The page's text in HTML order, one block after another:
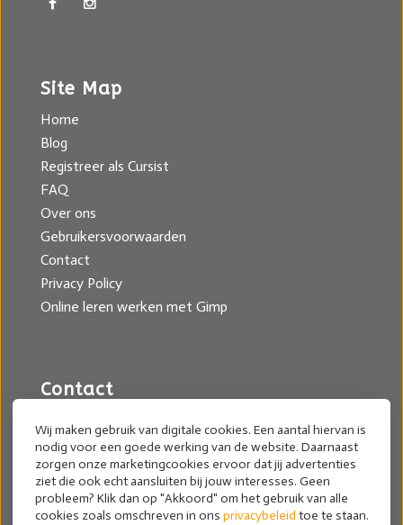
Site Map
Home
Blog
Registreer als Cursist
FAQ
Over ons
Gebruikersvoorwaarden
Contact
Privacy Policy
Online leren werken met Gimp
Contact
Mariella Wassing
mariel@cursusgimp.nl
Archief nieuwsbrief
Wij maken gebruik van digitale cookies. Een aantal hiervan is
nodig voor een goede werking van de website. Daarnaast
zorgen onze marketingcookies ervoor dat jij advertenties
ziet die ook echt aansluiten bij jouw interesses. Geen
probleem? Klik dan op "Akkoord" om het gebruik van alle
cookies zoals omschreven in ons privacybeleid toe te staan.